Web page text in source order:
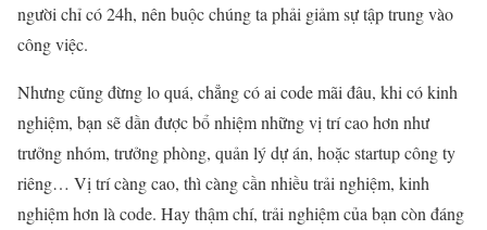
người chỉ có 24h, nên buộc chúng ta phải giảm sự tập trung vào
công việc.
Nhưng cũng đừng lo quá, chẳng có ai code mãi đâu, khi có kinh
nghiệm, bạn sẽ dần được bổ nhiệm những vị trí cao hơn như
trưởng nhóm, trưởng phòng, quản lý dự án, hoặc startup công ty
riêng… Vị trí càng cao, thì càng cần nhiều trải nghiệm, kinh
nghiệm hơn là code. Hay thậm chí, trải nghiệm của bạn còn đáng